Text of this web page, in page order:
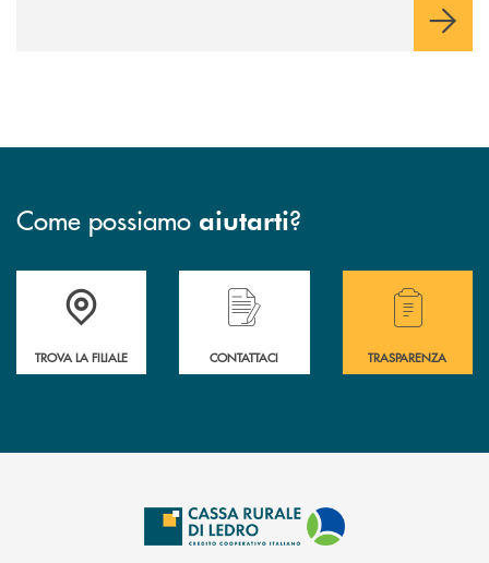
Come possiamo aiutarti?
Accedi all' elenco completo delle filiali .
TROVA LA FILIALE
Hai bisogno di assistenza immediata?
CONTATTACI
Hai bisogno di
TRASPARENZA